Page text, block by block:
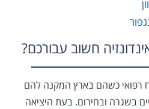
חשוב עבורכם?
רפואי כשהם בארץ המקנה להם
בשגרה ובחירום. בעת היציאה